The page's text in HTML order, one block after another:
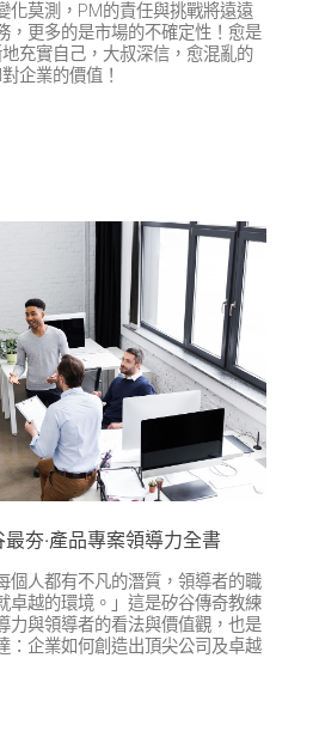
化莫測，PM的責任與挑戰將遠遠
，更多的是市場的不確定性！愈是
充實自己，大叔深信，愈混亂的
企業的價值！
最夯‧產品專案領導力全書
個人都有不凡的潛質，領導者的職
卓越的環境。」這是矽谷傳奇教練
力與領導者的看法與價值觀，也是
：企業如何創造出頂尖公司及卓越